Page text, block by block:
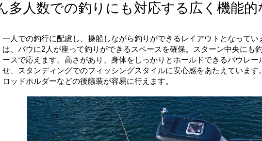
多人数での釣りにも対応する広く機能
一人での釣行に配慮し、操船しながら釣りができるレイアウトとなって
は、バウに2人が座って釣りができるスペースを確保。スターン中央にも
ースで応えます。高さがあり、身体をしっかりとホールドできるバウレ
せ、スタンディングでのフィッシングスタイルに安心感をあたえています
ロッドホルダーなどの後艤装が容易に行えます。